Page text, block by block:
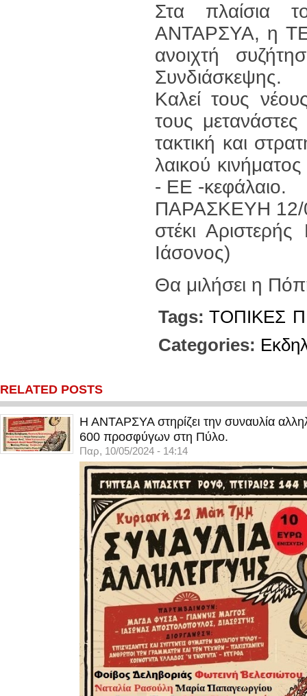
Στα πλαίσια
ΑΝΤΑΡΣΥΑ, η ΤΕ
ανοιχτή
Συνδιάσκεψης.
Καλεί τους
τους
τακτική και
λαικού
- ΕΕ -κεφάλαιο.
ΠΑΡΑΣΚΕΥΗ 12/
στέκι
Ιάσονος)
Θα μιλήσει η
Tags: ΤΟΠΙΚΕΣ
Categories:
RELATED POSTS
Η ΑΝΤΑΡΣΥΑ στηρίζει την συναυλία
600 προσφύγων στη Πύλο.
Παρ, 10/05/2024 - 14:14